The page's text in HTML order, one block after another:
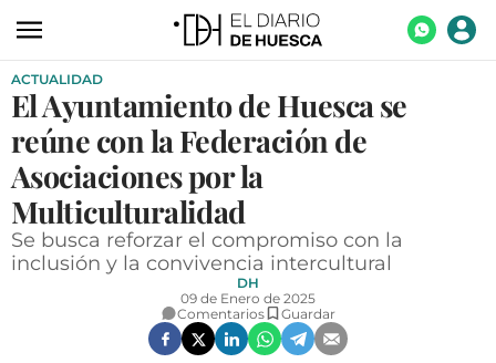
ACTUALIDAD
ECONOMÍA
TECNOLOGÍA
TURISMO
AGROALIMENTACIÓN
ACTUALIDAD
El Ayuntamiento de Huesca se
reúne con la Federación de
Asociaciones por la
Multiculturalidad
Se busca reforzar el compromiso con la
inclusión y la convivencia intercultural
DH
09 de Enero de 2025
Comentarios
Guardar